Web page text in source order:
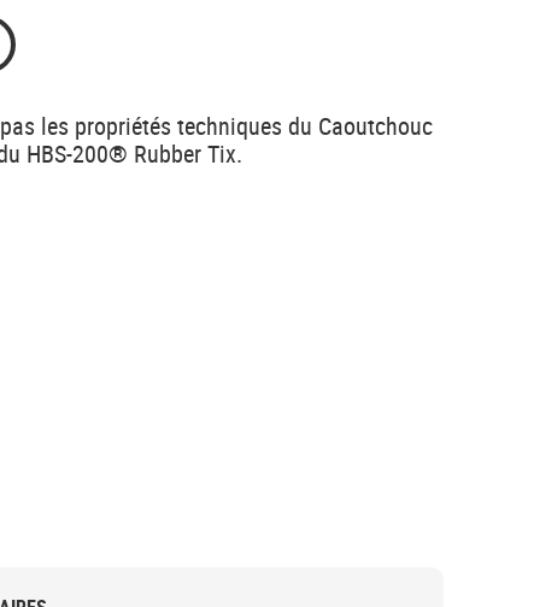
les propriétés techniques du Caoutchouc
HBS-200® Rubber Tix.